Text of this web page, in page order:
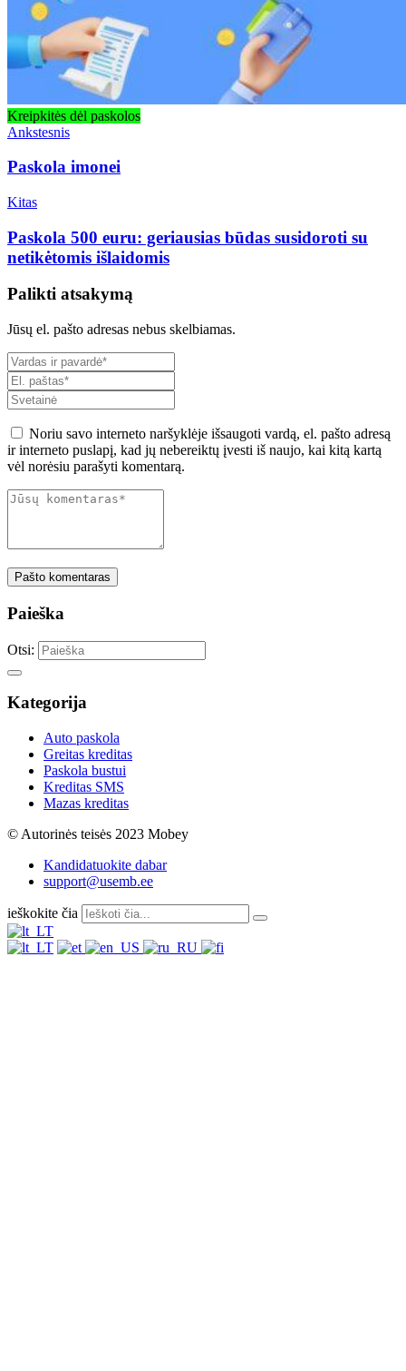
Kreipkitės dėl paskolos
Ankstesnis
Paskola imonei
Kitas
Paskola 500 euru: geriausias būdas susidoroti su
netikėtomis išlaidomis
Palikti atsakymą
Jūsų el. pašto adresas nebus skelbiamas.
Noriu savo interneto naršyklėje išsaugoti vardą, el. pašto adresą
ir interneto puslapį, kad jų nebereiktų įvesti iš naujo, kai kitą kartą
vėl norėsiu parašyti komentarą.
Pašto komentaras
Paieška
Otsi:
Kategorija
Auto paskola
Greitas kreditas
Paskola bustui
Kreditas SMS
Mazas kreditas
© Autorinės teisės 2023 Mobey
Kandidatuokite dabar
support@usemb.ee
ieškokite čia